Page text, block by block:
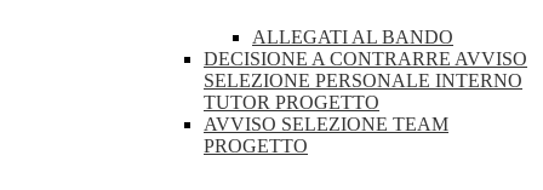
ALLEGATI AL BANDO
DECISIONE A CONTRARRE AVVISO
SELEZIONE PERSONALE INTERNO
TUTOR PROGETTO
AVVISO SELEZIONE TEAM
PROGETTO